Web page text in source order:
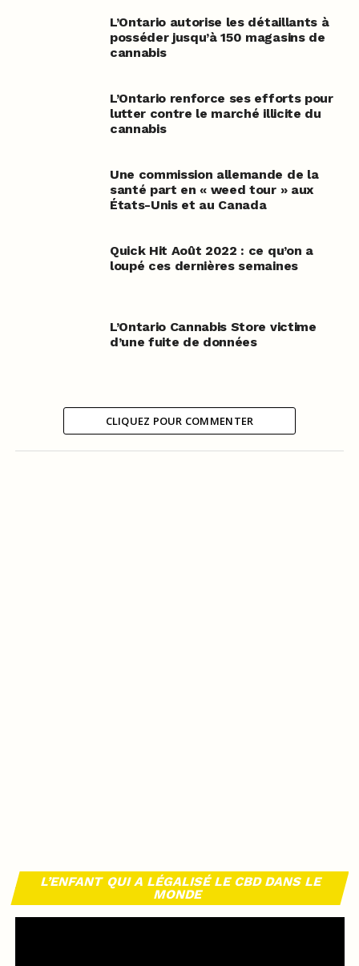
L’Ontario autorise les détaillants à
posséder jusqu’à 150 magasins de
cannabis
L’Ontario renforce ses efforts pour
lutter contre le marché illicite du
cannabis
Une commission allemande de la
santé part en « weed tour » aux
États-Unis et au Canada
Quick Hit Août 2022 : ce qu’on a
loupé ces dernières semaines
L’Ontario Cannabis Store victime
d’une fuite de données
CLIQUEZ POUR COMMENTER
L’ENFANT QUI A LÉGALISÉ LE CBD DANS LE
MONDE